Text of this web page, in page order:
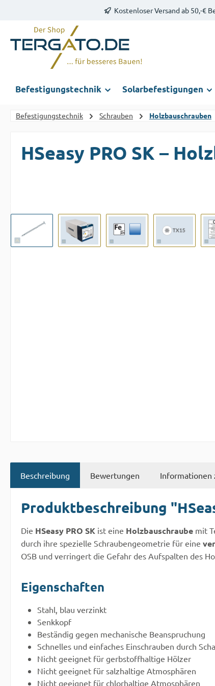
Zur Hauptnavigation springenKostenloser Versand ab 50,-€
Befestigungstechnik Solarbefestigungen
Befestigungstechnik Schrauben Holzbauschrauben
HSeasy PRO SK –
Bildergalerie überspringen
Beschreibung Bewertungen Informationen
Produktbeschreibung
Die HSeasy PRO SK ist eine Holzbauschraube mit
durch ihre spezielle Schraubengeometrie für eine
OSB und verringert die Gefahr des Aufspalten des
Eigenschaften
Stahl, blau verzinkt
Senkkopf
Beständig gegen mechanische Beanspruchung
Schnelles und einfaches Einschrauben durch
Nicht geeignet für gerbstoffhaltige Hölzer
Nicht geeignet für salzhaltige Atmosphären
Nicht geeignet für chlorhaltige Atmosphären